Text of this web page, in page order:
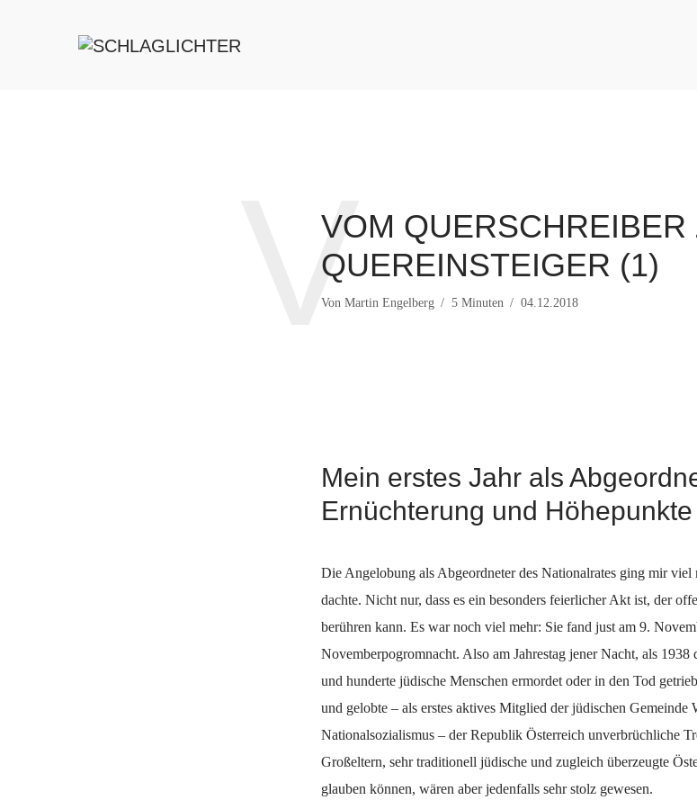
VOM QUERSCHREIBER
QUEREINSTEIGER (1)
Von Martin Engelberg 5 Minuten 04.12.2018
V
Mein erstes Jahr als
Ernüchterung und Höhepunkte
Die Angelobung als Abgeordneter des Nationalrates ging mir viel
dachte. Nicht nur, dass es ein besonders feierlicher Akt ist, der
berühren kann. Es war noch viel mehr: Sie fand just am 9.
Novemberpogromnacht. Also am Jahrestag jener Nacht, als 1938
und hunderte jüdische Menschen ermordet oder in den Tod
und gelobte – als erstes aktives Mitglied der jüdischen Gemeinde
Nationalsozialismus – der Republik Österreich unverbrüchliche
Großeltern, sehr traditionell jüdische und zugleich überzeugte
glauben können, wären aber jedenfalls sehr stolz gewesen.